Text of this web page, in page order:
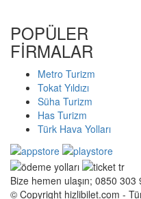
POPÜLER
FİRMALAR
Metro Turizm
Tokat Yıldızı
Süha Turizm
Has Turizm
Türk Hava Yolları
Bize hemen ulaşın; 0850 303
© Copyright hizlibilet.com -